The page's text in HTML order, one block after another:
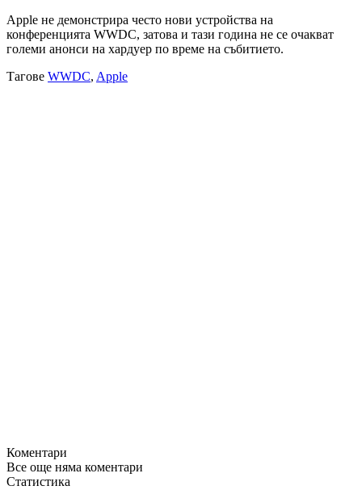
Apple не демонстрира често нови устройства на
конференцията WWDC, затова и тази година не се очакват
големи анонси на хардуер по време на събитието.
Тагове WWDC, Apple
Коментари
Все още няма коментари
Статистика